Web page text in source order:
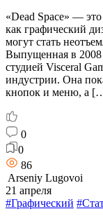
«Dead Space» —
как графический
могут стать
Выпущенная в 2008
студией Visceral
индустрии. Она
кнопок и меню, а
0
0
86
Arseniy Lugovoi
21 апреля
#Графический